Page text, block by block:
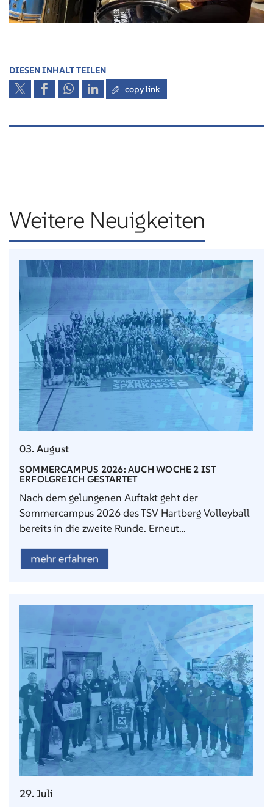
DIESEN INHALT TEILEN
copy link
Weitere Neuigkeiten
03. August
SOMMERCAMPUS 2026: AUCH WOCHE 2 IST
ERFOLGREICH GESTARTET
Nach dem gelungenen Auftakt geht der
Sommercampus 2026 des TSV Hartberg Volleyball
bereits in die zweite Runde. Erneut…
mehr erfahren
29. Juli